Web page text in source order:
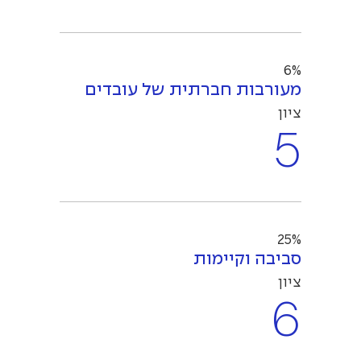
6%
מעורבות חברתית של עובדים
ציון
5
25%
סביבה וקיימות
ציון
6